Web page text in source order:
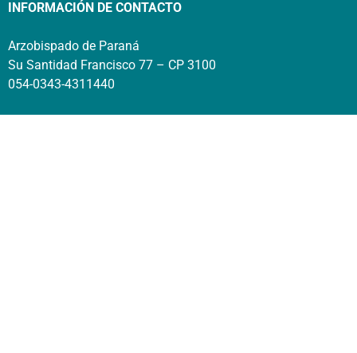
INFORMACIÓN DE CONTACTO
Arzobispado de Paraná
Su Santidad Francisco 77 – CP 3100
054-0343-4311440